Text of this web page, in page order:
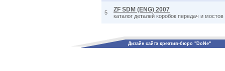
5 ZF SDM (ENG) 2007
каталог деталей коробок передач и
Дизайн сайта креатив-бюро "DoNe"